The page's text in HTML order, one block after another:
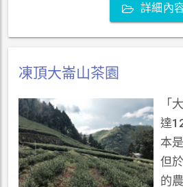
詳細內
凍頂大崙山茶園
「
達
本
但
的